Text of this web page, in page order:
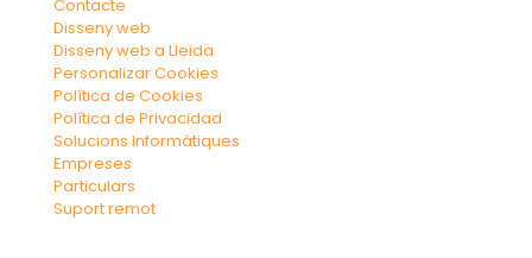
Contacte
Disseny web
Disseny web a Lleida
Personalizar Cookies
Política de Cookies
Política de Privacidad
Solucions Informàtiques
Empreses
Particulars
Suport remot